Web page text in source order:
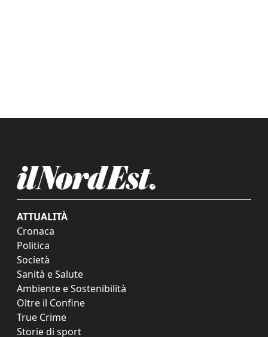
ATTUALITÀ
Cronaca
Politica
Società
Sanità e Salute
Ambiente e Sostenibilità
Oltre il Confine
True Crime
Storie di sport